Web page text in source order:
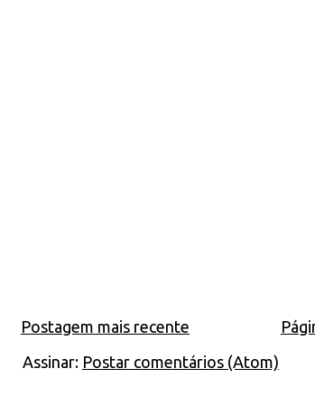
Postagem mais recente
Assinar: Postar comentários (Atom)